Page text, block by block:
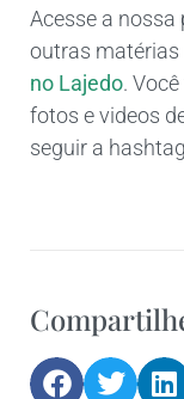
Acesse a nossa
outras matérias
no Lajedo.
fotos e videos
seguir a hashtag